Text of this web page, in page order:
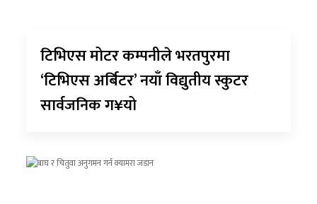
टिभिएस मोटर कम्पनीले भरतपुरमा
‘टिभिएस अर्बिटर’ नयाँ विद्युतीय स्कुटर
सार्वजनिक ग¥यो